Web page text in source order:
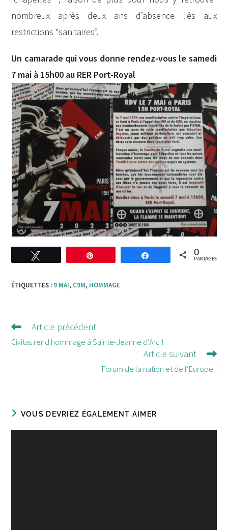
nombreux après deux ans d’absence liés aux
restrictions “sanitaires”.
Un camarade qui vous donne rendez-vous le samedi
7 mai à 15h00 au RER Port-Royal
Partagez 0
PARTAGES
ÉTIQUETTES : 9 MAI, C9M, HOMMAGE
Lire
d'autres
Article précédent
Civitas rend hommage à Sainte-Jeanne d’Arc !
Article suivant
Forum de la nation et de l’Europe !
VOUS DEVRIEZ ÉGALEMENT AIMER